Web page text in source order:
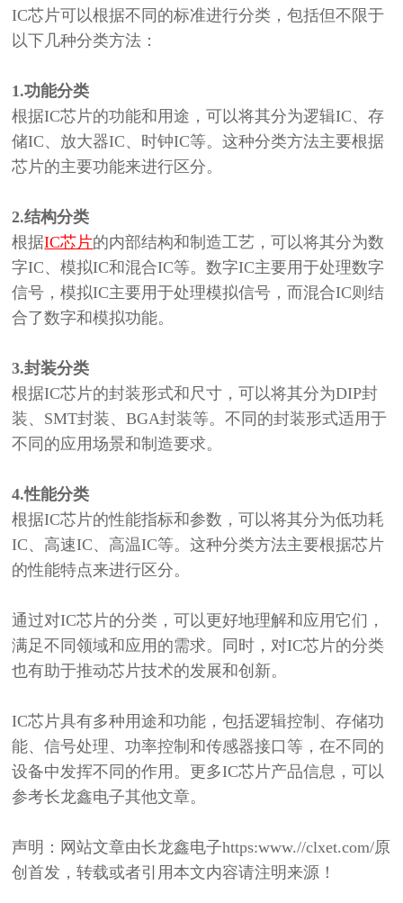
IC芯片可以根据不同的标准进行分类，包括但不限于
以下几种分类方法：
1.功能分类
根据IC芯片的功能和用途，可以将其分为逻辑IC、存
储IC、放大器IC、时钟IC等。这种分类方法主要根据
芯片的主要功能来进行区分。
2.结构分类
根据IC芯片的内部结构和制造工艺，可以将其分为数
字IC、模拟IC和混合IC等。数字IC主要用于处理数字
信号，模拟IC主要用于处理模拟信号，而混合IC则结
合了数字和模拟功能。
3.封装分类
根据IC芯片的封装形式和尺寸，可以将其分为DIP封
装、SMT封装、BGA封装等。不同的封装形式适用于
不同的应用场景和制造要求。
4.性能分类
根据IC芯片的性能指标和参数，可以将其分为低功耗
IC、高速IC、高温IC等。这种分类方法主要根据芯片
的性能特点来进行区分。
通过对IC芯片的分类，可以更好地理解和应用它们，
满足不同领域和应用的需求。同时，对IC芯片的分类
也有助于推动芯片技术的发展和创新。
IC芯片具有多种用途和功能，包括逻辑控制、存储功
能、信号处理、功率控制和传感器接口等 ，在不同的
设备中发挥不同的作用 。 更多IC芯片产品信息，可以
参考长龙鑫电子其他文章。
声明：网站文章由长龙鑫电子https:www.//clxet.com/原
创首发，转载或者引用本文内容请注明来源！